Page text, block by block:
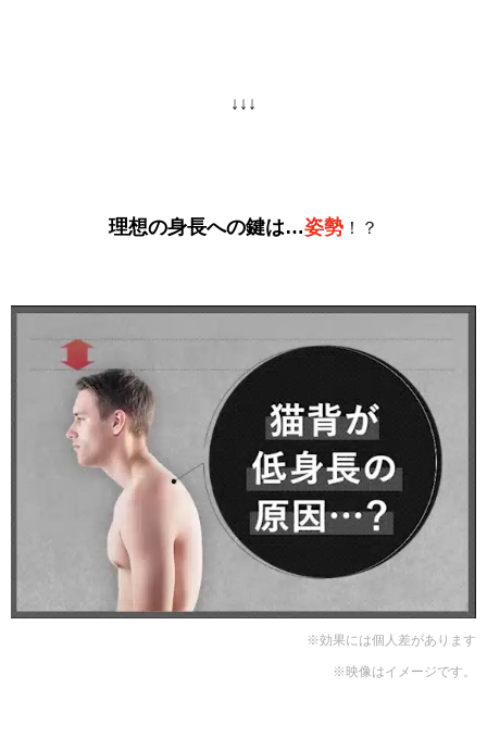
↓↓↓
理想の身長への鍵は…姿勢 ！？
※効果には個人差があります
※映像はイメージです。